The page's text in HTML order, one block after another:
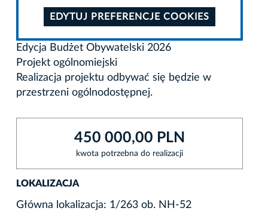
EDYTUJ PREFERENCJE COOKIES
Edycja Budżet Obywatelski 2026
Projekt ogólnomiejski
Realizacja projektu odbywać się będzie w
przestrzeni ogólnodostępnej.
450 000,00 PLN
kwota potrzebna do realizacji
LOKALIZACJA
Główna lokalizacja: 1/263 ob. NH-52